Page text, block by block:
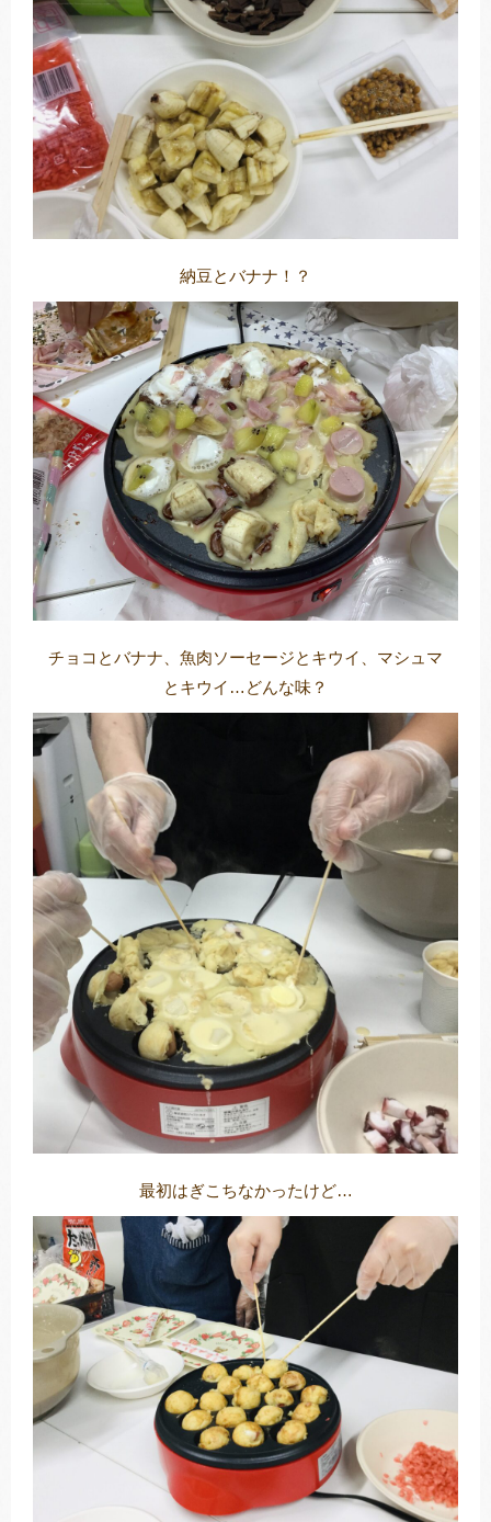
納豆とバナナ！？
チョコとバナナ、魚肉ソーセージとキウイ、マシュマ
とキウイ…どんな味？
最初はぎこちなかったけど…